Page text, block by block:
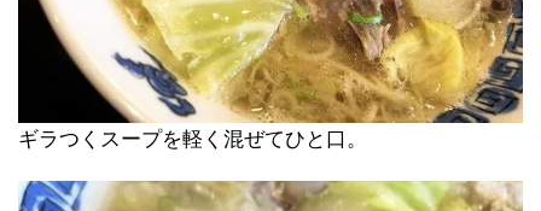
ギラつくスープを軽く混ぜてひと口。